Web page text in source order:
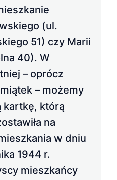
(ul.
51) czy Marii
40). W
– oprócz
– możemy
kartkę, którą
na
w dniu
1944 r.
mieszkańcy